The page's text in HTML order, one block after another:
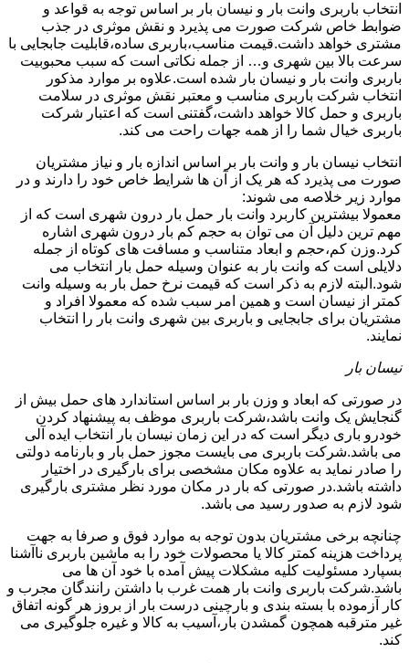
انتخاب باربری وانت بار و نیسان بار بر اساس توجه به قواعد و
ضوابط خاص شرکت صورت می پذیرد و نقش موثری در جذب
مشتری خواهد داشت.قیمت مناسب،باربری ساده،قابلیت جابجایی با
سرعت بالا بین شهری و… از جمله نکاتی است که سبب محبوبیت
باربری وانت بار و نیسان بار شده است.علاوه بر موارد مذکور
انتخاب شرکت باربری مناسب و معتبر نقش موثری در سلامت
باربری و حمل کالا خواهد داشت،گفتنی است که اعتبار شرکت
باربری خیال شما را از همه جهات راحت می کند.
انتخاب نیسان بار و وانت بار بر اساس اندازه بار و نیاز مشتریان
صورت می پذیرد که هر یک از آن ها شرایط خاص خود را دارند و در
موارد زیر خلاصه می شوند:
معمولا بیشترین کاربرد وانت بار حمل بار درون شهری است که از
مهم ترین دلیل آن می توان به حجم کم بار درون شهری اشاره
کرد.وزن کم،حجم و ابعاد متناسب و مسافت های کوتاه از جمله
دلایلی است که وانت بار به عنوان وسیله حمل بار انتخاب می
شود.البته لازم به ذکر است که قیمت نرخ حمل بار به وسیله وانت
کمتر از نیسان است و همین امر سبب شده که معمولا افراد و
مشتریان برای جابجایی و باربری بین شهری وانت بار را انتخاب
نمایند.
نیسان بار
در صورتی که ابعاد و وزن بار بر اساس استاندارد های حمل بیش از
گنجایش یک وانت باشد،شرکت باربری موظف به پیشنهاد کردن
خودرو باری دیگر است که در این زمان نیسان بار انتخاب ایده آلی
می باشد.شرکت باربری می بایست مجوز حمل بار و بارنامه دولتی
را صادر نماید به علاوه مکان مشخصی برای بارگیری در اختیار
داشته باشد.در صورتی که بار در مکان مورد نظر مشتری بارگیری
شود لازم به صدور رسید می باشد.
چنانچه برخی مشتریان بدون توجه به موارد فوق و صرفا به جهت
پرداخت هزینه کمتر کالا یا محصولات خود را به ماشین باربری ناآشنا
بسپارد مسئولیت کلیه مشکلات پیش آمده با خود آن ها می
باشد.شرکت باربری وانت بار همت غرب با داشتن رانندگان مجرب و
کار آزموده با بسته بندی و بارچینی درست بار از بروز هر گونه اتفاق
غیر مترقبه همچون گمشدن بار،آسیب به کالا و غیره جلوگیری می
کند.